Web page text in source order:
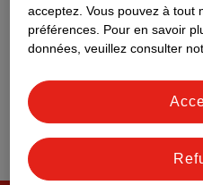
acceptez. Vous pouvez à tout
préférences. Pour en savoir
données, veuillez consulter